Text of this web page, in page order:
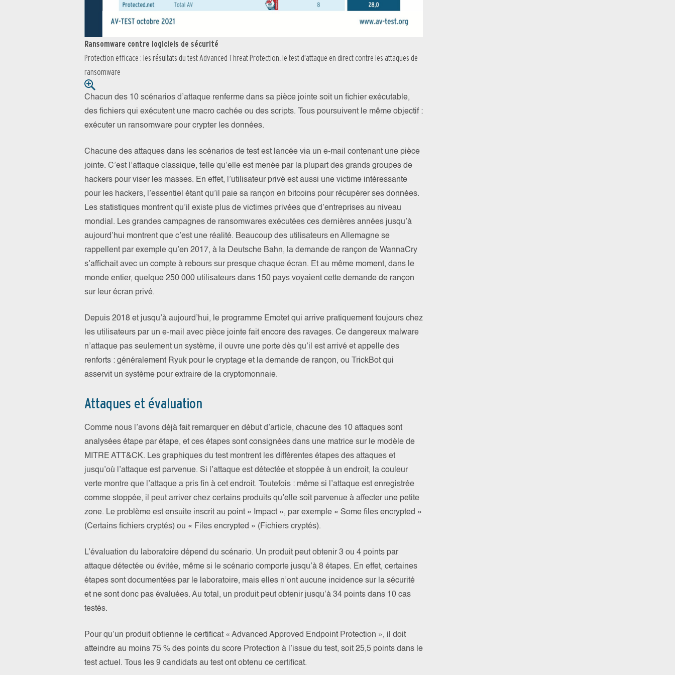
Ransomware contre logiciels de sécurité
Protection efficace : les résultats du test Advanced Threat Protection, le test d'attaque en direct contre les attaques de
ransomware
Chacun des 10 scénarios d’attaque renferme dans sa pièce jointe soit un fichier exécutable,
des fichiers qui exécutent une macro cachée ou des scripts. Tous poursuivent le même objectif :
exécuter un ransomware pour crypter les données.
Chacune des attaques dans les scénarios de test est lancée via un e-mail contenant une pièce
jointe. C’est l’attaque classique, telle qu’elle est menée par la plupart des grands groupes de
hackers pour viser les masses. En effet, l’utilisateur privé est aussi une victime intéressante
pour les hackers, l’essentiel étant qu’il paie sa rançon en bitcoins pour récupérer ses données.
Les statistiques montrent qu’il existe plus de victimes privées que d’entreprises au niveau
mondial. Les grandes campagnes de ransomwares exécutées ces dernières années jusqu’à
aujourd’hui montrent que c’est une réalité. Beaucoup des utilisateurs en Allemagne se
rappellent par exemple qu’en 2017, à la Deutsche Bahn, la demande de rançon de WannaCry
s’affichait avec un compte à rebours sur presque chaque écran. Et au même moment, dans le
monde entier, quelque 250 000 utilisateurs dans 150 pays voyaient cette demande de rançon
sur leur écran privé.
Depuis 2018 et jusqu’à aujourd’hui, le programme Emotet qui arrive pratiquement toujours chez
les utilisateurs par un e-mail avec pièce jointe fait encore des ravages. Ce dangereux malware
n’attaque pas seulement un système, il ouvre une porte dès qu’il est arrivé et appelle des
renforts : généralement Ryuk pour le cryptage et la demande de rançon, ou TrickBot qui
asservit un système pour extraire de la cryptomonnaie.
Attaques et évaluation
Comme nous l’avons déjà fait remarquer en début d’article, chacune des 10 attaques sont
analysées étape par étape, et ces étapes sont consignées dans une matrice sur le modèle de
MITRE ATT&CK. Les graphiques du test montrent les différentes étapes des attaques et
jusqu’où l’attaque est parvenue. Si l’attaque est détectée et stoppée à un endroit, la couleur
verte montre que l’attaque a pris fin à cet endroit. Toutefois : même si l’attaque est enregistrée
comme stoppée, il peut arriver chez certains produits qu’elle soit parvenue à affecter une petite
zone. Le problème est ensuite inscrit au point « Impact », par exemple « Some files encrypted »
(Certains fichiers cryptés) ou « Files encrypted » (Fichiers cryptés).
L’évaluation du laboratoire dépend du scénario. Un produit peut obtenir 3 ou 4 points par
attaque détectée ou évitée, même si le scénario comporte jusqu’à 8 étapes. En effet, certaines
étapes sont documentées par le laboratoire, mais elles n’ont aucune incidence sur la sécurité
et ne sont donc pas évaluées. Au total, un produit peut obtenir jusqu’à 34 points dans 10 cas
testés.
Pour qu’un produit obtienne le certificat « Advanced Approved Endpoint Protection », il doit
atteindre au moins 75 % des points du score Protection à l’issue du test, soit 25,5 points dans le
test actuel. Tous les 9 candidats au test ont obtenu ce certificat.